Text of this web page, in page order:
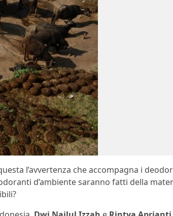
l’avvertenza che accompagna i
d’ambiente saranno fatti della